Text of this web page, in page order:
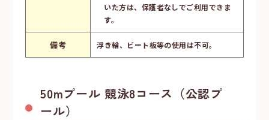
いた方は、保護者なしでご利用できま
す。
備考 浮き輪、ビート板等の使用は不可。
50mプール 競泳8コース（公認プ
ール）